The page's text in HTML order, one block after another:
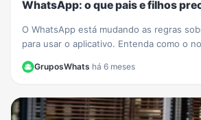
WhatsApp: o que pais e filhos
O WhatsApp está mudando as regras
para usar o aplicativo. Entenda como o
contas supervisionadas para crianças vai
GruposWhats·há 6 meses